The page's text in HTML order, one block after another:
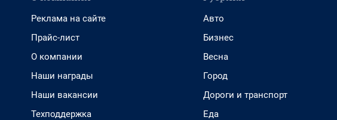
Реклама на сайте
Прайс-лист
О компании
Наши награды
Наши вакансии
Техподдержка
Авто
Бизнес
Весна
Город
Дороги и транспорт
Еда